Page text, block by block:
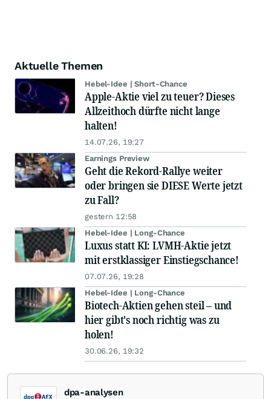
Aktuelle Themen
Hebel-Idee | Short-Chance
Apple-Aktie viel zu teuer? Dieses
Allzeithoch dürfte nicht lange
halten!
14.07.26, 19:27
Earnings Preview
Geht die Rekord-Rallye weiter
oder bringen sie DIESE Werte jetzt
zu Fall?
gestern 12:58
Hebel-Idee | Long-Chance
Luxus statt KI: LVMH-Aktie jetzt
mit erstklassiger Einstiegschance!
07.07.26, 19:28
Hebel-Idee | Long-Chance
Biotech-Aktien gehen steil – und
hier gibt's noch richtig was zu
holen!
30.06.26, 19:32
dpa-analysen